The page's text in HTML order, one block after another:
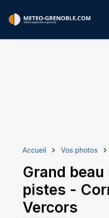
Accueil Vos photos
Grand
pistes -
Vercors